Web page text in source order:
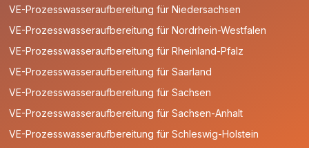
VE-Prozesswasseraufbereitung für Niedersachsen
VE-Prozesswasseraufbereitung für Nordrhein-Westfalen
VE-Prozesswasseraufbereitung für Rheinland-Pfalz
VE-Prozesswasseraufbereitung für Saarland
VE-Prozesswasseraufbereitung für Sachsen
VE-Prozesswasseraufbereitung für Sachsen-Anhalt
VE-Prozesswasseraufbereitung für Schleswig-Holstein